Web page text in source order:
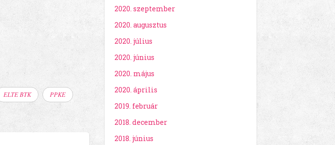
ELTE BTK PPKE
2020. szeptember
2020. augusztus
2020. július
2020. június
2020. május
2020. április
2019. február
2018. december
2018. június